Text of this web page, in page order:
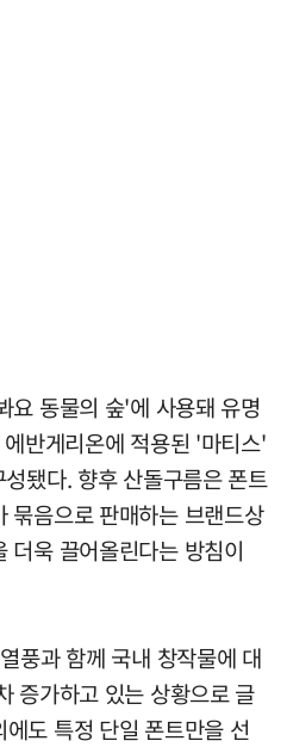
요 동물의 숲'에 사용돼 유명
반게리온에 적용된 '마티스'
됐다. 향후 산돌구름은 폰트
묶음으로 판매하는 브랜드상
더욱 끌어올린다는 방침이
풍과 함께 국내 창작물에 대
증가하고 있는 상황으로 글
도 특정 단일 폰트만을 선